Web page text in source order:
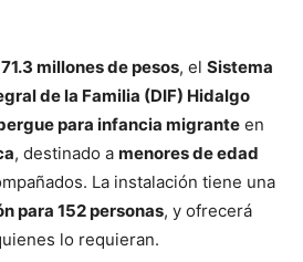
71.3 millones de pesos, el Sistema
de la Familia (DIF) Hidalgo
para infancia migrante en
, destinado a menores de edad
La instalación tiene una
para 152 personas, y ofrecerá
lo requieran.